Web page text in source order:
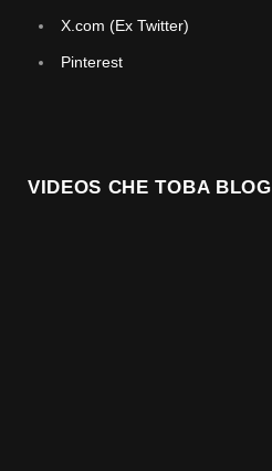
X.com (Ex Twitter)
Pinterest
VIDEOS CHE TOBA BLOG